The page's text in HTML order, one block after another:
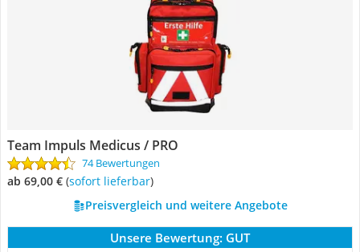
Team Impuls Medicus / PRO
74 Bewertungen
ab 69,00 € ( Sofort lieferbar)
Preisvergleich und weitere Angebote
Unsere Bewertung: GUT